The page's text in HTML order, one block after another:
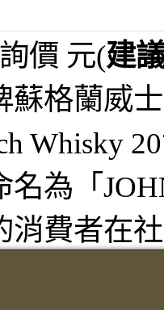
價 元(建
格蘭威士
Whisky
名為「
消費者在